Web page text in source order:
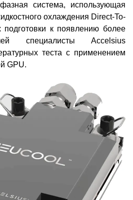
система, использующая
охлаждения Direct-To-
к появлению более
специалисты Accelsius
теста с применением
GPU.